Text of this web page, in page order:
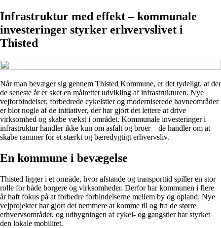
Infrastruktur med effekt – kommunale
investeringer styrker erhvervslivet i
Thisted
Når man bevæger sig gennem Thisted Kommune, er det tydeligt, at der
de seneste år er sket en målrettet udvikling af infrastrukturen. Nye
vejforbindelser, forbedrede cykelstier og moderniserede havneområder
er blot nogle af de initiativer, der har gjort det lettere at drive
virksomhed og skabe vækst i området. Kommunale investeringer i
infrastruktur handler ikke kun om asfalt og broer – de handler om at
skabe rammer for et stærkt og bæredygtigt erhvervsliv.
En kommune i bevægelse
Thisted ligger i et område, hvor afstande og transporttid spiller en stor
rolle for både borgere og virksomheder. Derfor har kommunen i flere
år haft fokus på at forbedre forbindelserne mellem by og opland. Nye
vejprojekter har gjort det nemmere at komme til og fra de større
erhvervsområder, og udbygningen af cykel- og gangstier har styrket
den lokale mobilitet.